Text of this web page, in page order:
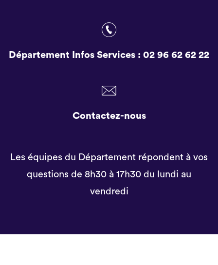
Département Infos Services : 02 96 62 62 22
Contactez-nous
Les équipes du Département répondent à vos
questions de 8h30 à 17h30 du lundi au
vendredi